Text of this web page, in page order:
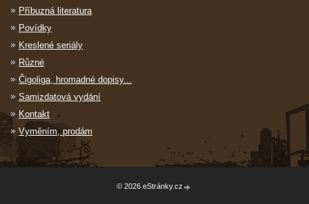
Příbuzná literatura
Povídky
Kreslené seriály
Různé
Čigoliga, hromadné dopisy...
Samizdatová vydání
Kontakt
Vyměním, prodám
© 2026 eStránky.cz